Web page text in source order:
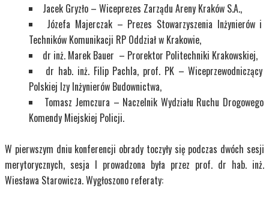
Jacek Gryzło – Wiceprezes Zarządu Areny Kraków S.A.,
Józefa Majerczak – Prezes Stowarzyszenia Inżynierów i
Techników Komunikacji RP Oddział w Krakowie,
dr inż. Marek Bauer – Prorektor Politechniki Krakowskiej,
dr hab. inż. Filip Pachla, prof. PK – Wiceprzewodniczący
Polskiej Izy Inżynierów Budownictwa,
Tomasz Jemczura – Naczelnik Wydziału Ruchu Drogowego
Komendy Miejskiej Policji.
W pierwszym dniu konferencji obrady toczyły się podczas dwóch sesji
merytorycznych, sesja I prowadzona była przez prof. dr hab. inż.
Wiesława Starowicza. Wygłoszono referaty: